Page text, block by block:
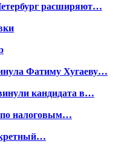
расширяют…
Фатиму Хугаеву…
кандидата в…
налоговым…